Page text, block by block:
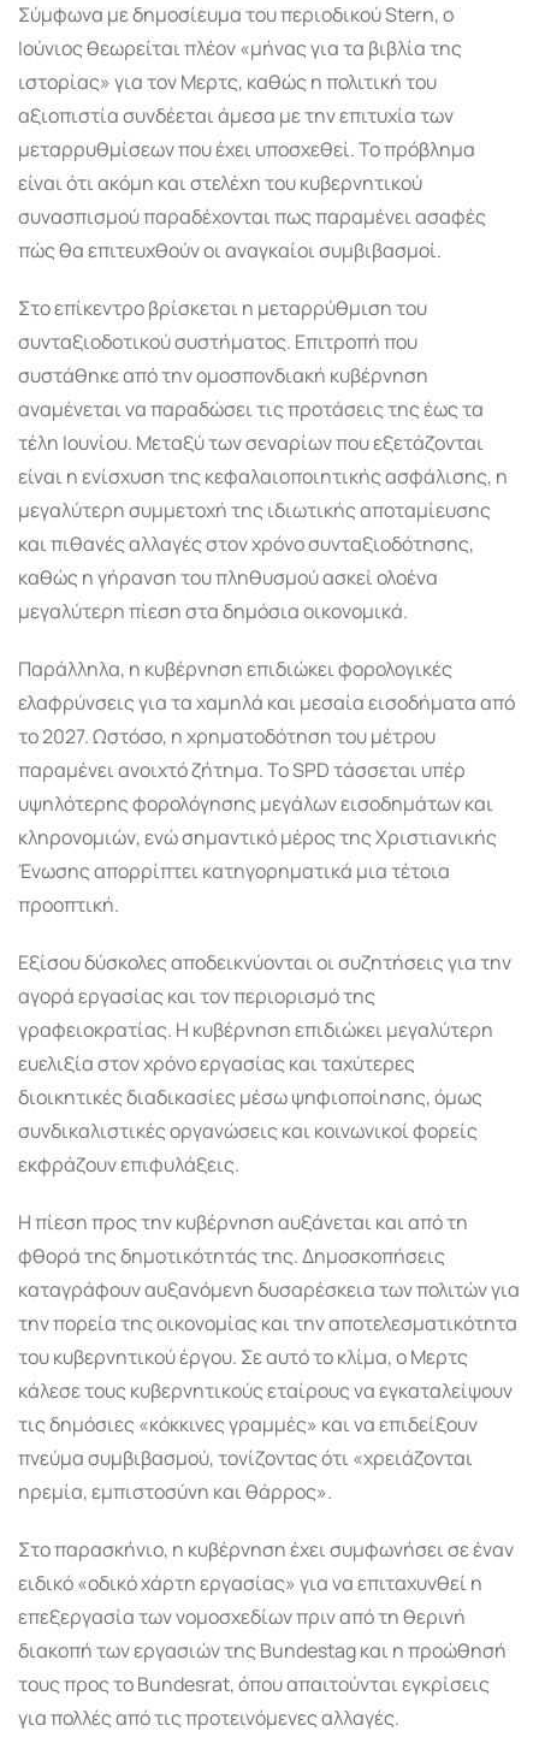
Σύμφωνα με δημοσίευμα του περιοδικού Stern, ο
Ιούνιος θεωρείται πλέον «μήνας για τα βιβλία της
ιστορίας» για τον Μερτς, καθώς η πολιτική του
αξιοπιστία συνδέεται άμεσα με την επιτυχία των
μεταρρυθμίσεων που έχει υποσχεθεί. Το πρόβλημα
είναι ότι ακόμη και στελέχη του κυβερνητικού
συνασπισμού παραδέχονται πως παραμένει ασαφές
πώς θα επιτευχθούν οι αναγκαίοι συμβιβασμοί.
Στο επίκεντρο βρίσκεται η μεταρρύθμιση του
συνταξιοδοτικού συστήματος. Επιτροπή που
συστάθηκε από την ομοσπονδιακή κυβέρνηση
αναμένεται να παραδώσει τις προτάσεις της έως τα
τέλη Ιουνίου. Μεταξύ των σεναρίων που εξετάζονται
είναι η ενίσχυση της κεφαλαιοποιητικής ασφάλισης, η
μεγαλύτερη συμμετοχή της ιδιωτικής αποταμίευσης
και πιθανές αλλαγές στον χρόνο συνταξιοδότησης,
καθώς η γήρανση του πληθυσμού ασκεί ολοένα
μεγαλύτερη πίεση στα δημόσια οικονομικά.
Παράλληλα, η κυβέρνηση επιδιώκει φορολογικές
ελαφρύνσεις για τα χαμηλά και μεσαία εισοδήματα από
το 2027. Ωστόσο, η χρηματοδότηση του μέτρου
παραμένει ανοιχτό ζήτημα. Το SPD τάσσεται υπέρ
υψηλότερης φορολόγησης μεγάλων εισοδημάτων και
κληρονομιών, ενώ σημαντικό μέρος της Χριστιανικής
Ένωσης απορρίπτει κατηγορηματικά μια τέτοια
προοπτική.
Εξίσου δύσκολες αποδεικνύονται οι συζητήσεις για την
αγορά εργασίας και τον περιορισμό της
γραφειοκρατίας. Η κυβέρνηση επιδιώκει μεγαλύτερη
ευελιξία στον χρόνο εργασίας και ταχύτερες
διοικητικές διαδικασίες μέσω ψηφιοποίησης, όμως
συνδικαλιστικές οργανώσεις και κοινωνικοί φορείς
εκφράζουν επιφυλάξεις.
Η πίεση προς την κυβέρνηση αυξάνεται και από τη
φθορά της δημοτικότητάς της. Δημοσκοπήσεις
καταγράφουν αυξανόμενη δυσαρέσκεια των πολιτών για
την πορεία της οικονομίας και την αποτελεσματικότητα
του κυβερνητικού έργου. Σε αυτό το κλίμα, ο Μερτς
κάλεσε τους κυβερνητικούς εταίρους να εγκαταλείψουν
τις δημόσιες «κόκκινες γραμμές» και να επιδείξουν
πνεύμα συμβιβασμού, τονίζοντας ότι «χρειάζονται
ηρεμία, εμπιστοσύνη και θάρρος».
Στο παρασκήνιο, η κυβέρνηση έχει συμφωνήσει σε έναν
ειδικό «οδικό χάρτη εργασίας» για να επιταχυνθεί η
επεξεργασία των νομοσχεδίων πριν από τη θερινή
διακοπή των εργασιών της Bundestagκαι η προώθησή
τους προς τοBundesrat, όπου απαιτούνται εγκρίσεις
για πολλές από τις προτεινόμενες αλλαγές.